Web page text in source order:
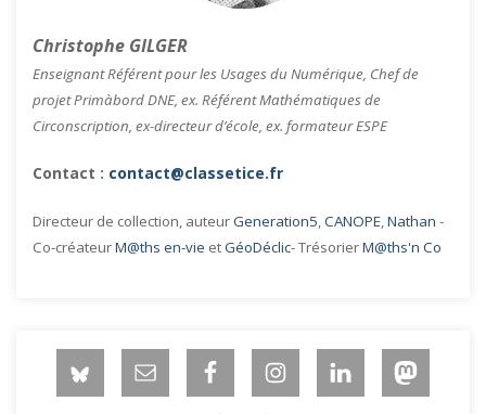
Christophe GILGER
Enseignant Référent pour les Usages du Numérique, Chef de
projet Primàbord DNE, ex. Référent Mathématiques de
Circonscription, ex-directeur d’école, ex. formateur ESPE
Contact : contact@classetice.fr
Directeur de collection, auteurGeneration5,CANOPE,Nathan -
Co-créateurM@ths en-vie etGéoDéclic- TrésorierM@ths'n Co